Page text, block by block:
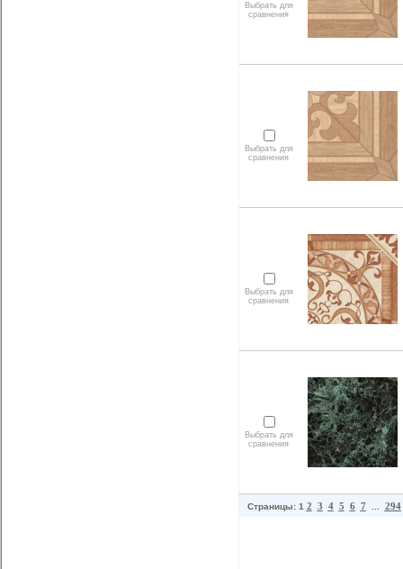
Выбрать для
сравнения
Выбрать для
сравнения
Выбрать для
сравнения
Выбрать для
сравнения
Страницы: 1 2 3 4 5 6 7... 294